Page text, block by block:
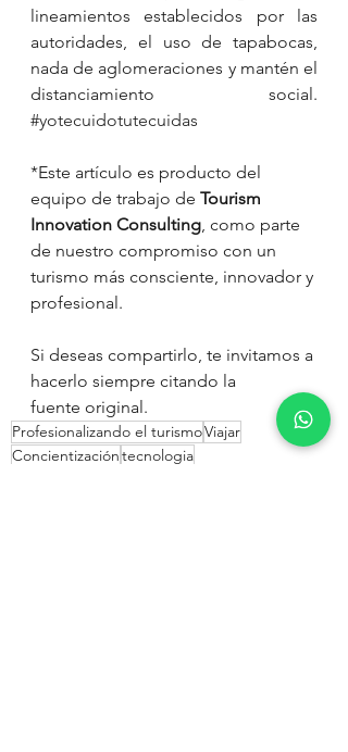
lineamientos establecidos por las
autoridades, el uso de tapabocas,
nada de aglomeraciones y mantén el
#yotecuidotutecuidas
*Este artículo es producto del
equipo de trabajo de Tourism
Innovation Consulting, como parte
de nuestro compromiso con un
turismo más consciente, innovador y
profesional.
Si deseas compartirlo, te invitamos a
hacerlo siempre citando la
fuente original.
Profesionalizando el turismoViajar
Concientizacióntecnologia